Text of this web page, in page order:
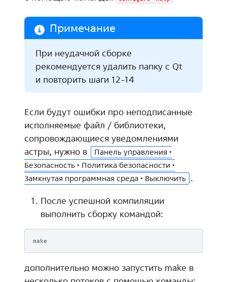
Примечание
При неудачной сборке
рекомендуется удалить папку с Qt
и повторить шаги 12-14
Если будут ошибки про неподписанные
исполняемые файл / библиотеки,
сопровождающиеся уведомлениями
астры, нужно в
Панель управления ‣
Безопасность ‣ Политика безопасности ‣
Замкнутая программная среда ‣ Выключить .
После успешной компиляции
выполнить сборку командой:
дополнительно можно запустить make в